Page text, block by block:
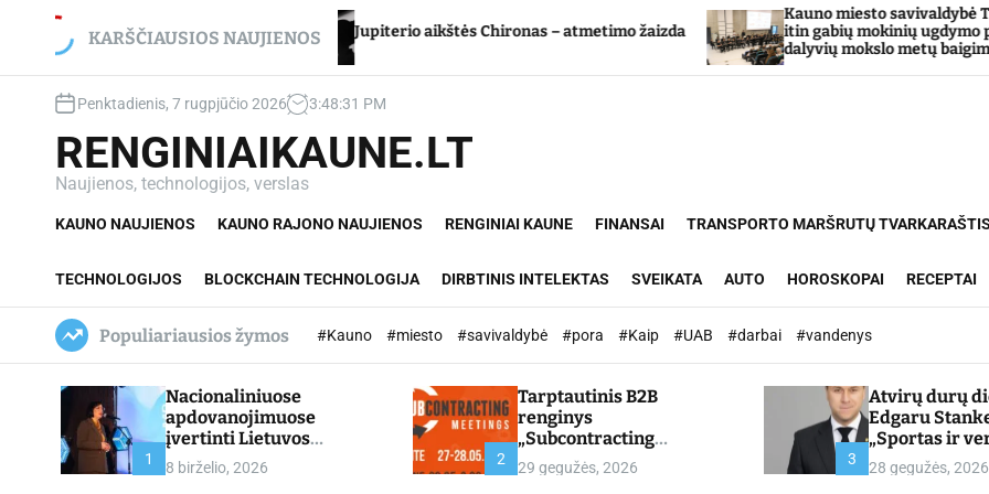
KARŠČIAUSIOS NAUJIENOS
– net du Jupiterio aikštės Chironas – atmetimo žaizda
Kauno miesto savivaldybė Tarpdisciplininio
itin gabių mokinių ugdymo programos
dalyvių mokslo metų baigimo šventė
Penktadienis, 7 rugpjūčio 2026 3:48:32 PM
RENGINIAIKAUNE.LT
Naujienos, technologijos, verslas
KAUNO NAUJIENOS KAUNO RAJONO NAUJIENOS RENGINIAI KAUNE FINANSAI TRANSPORTO MARŠRUTŲ
TECHNOLOGIJOS BLOCKCHAIN TECHNOLOGIJA DIRBTINIS INTELEKTAS SVEIKATA AUTO HOROSKOPAI RECEPTAI
Populiariausios žymos #Kauno #miesto #savivaldybė #pora #Kaip #UAB #darbai #vandenys
1
Nacionaliniuose
apdovanojimuose
įvertinti Lietuvos
profesinio mokymo
lyderiai
8 birželio, 2026 2
Tarptautinis B2B
renginys
„Subcontracting
Meetings 2026“ –
chamber.lt
29 gegužės, 2026 3
Atvirų durų
Edgaru
„Sportas ir
partnerystės,
kuria vertę“ –
28 gegužės, 2026